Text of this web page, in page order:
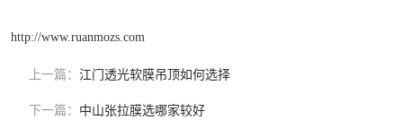
http://www.ruanmozs.com
上一篇： 江门透光软膜吊顶如何选择
下一篇： 中山张拉膜选哪家较好